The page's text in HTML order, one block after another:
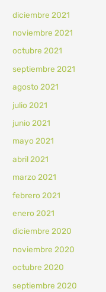
diciembre 2021
noviembre 2021
octubre 2021
septiembre 2021
agosto 2021
julio 2021
junio 2021
mayo 2021
abril 2021
marzo 2021
febrero 2021
enero 2021
diciembre 2020
noviembre 2020
octubre 2020
septiembre 2020